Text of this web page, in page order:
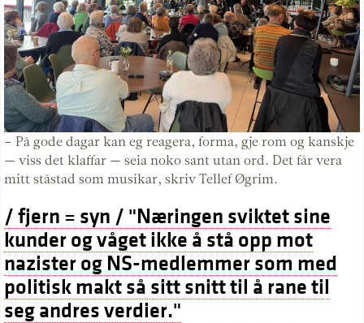
– På gode dagar kan eg reagera, forma, gje rom og kanskje
— viss det klaffar — seia noko sant utan ord. Det får vera
mitt ståstad som musikar, skriv Tellef Øgrim.
/ fjern = syn / "Næringen sviktet sine
kunder og våget ikke å stå opp mot
nazister og NS-medlemmer som med
politisk makt så sitt snitt til å rane til
seg andres verdier."